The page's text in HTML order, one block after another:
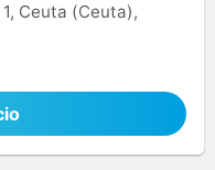
Ceuta (Ceuta),